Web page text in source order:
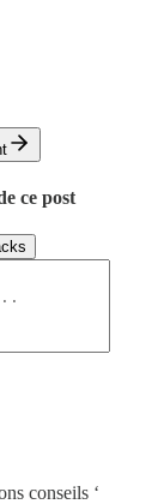
ce post
conseils ‘